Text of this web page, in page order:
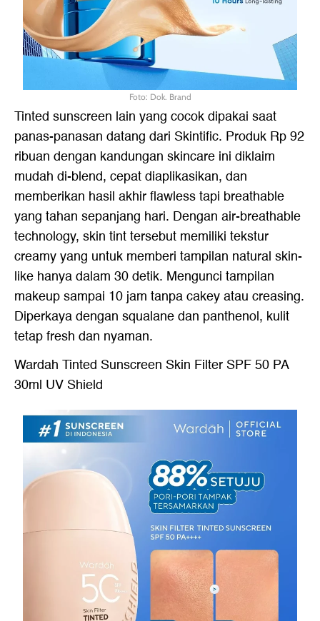
Foto: Dok. Brand
Tinted sunscreen lain yang cocok dipakai saat
panas-panasan datang dari Skintific. Produk Rp 92
ribuan dengan kandungan skincare ini diklaim
mudah di-blend, cepat diaplikasikan, dan
memberikan hasil akhir flawless tapi breathable
yang tahan sepanjang hari. Dengan air-breathable
technology, skin tint tersebut memiliki tekstur
creamy yang untuk memberi tampilan natural skin-
like hanya dalam 30 detik. Mengunci tampilan
makeup sampai 10 jam tanpa cakey atau creasing.
Diperkaya dengan squalane dan panthenol, kulit
tetap fresh dan nyaman.
Wardah Tinted Sunscreen Skin Filter SPF 50 PA
30ml UV Shield